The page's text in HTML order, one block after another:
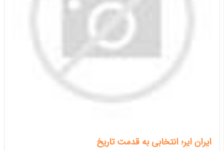
ایران ایر؛ انتخابی به قدمت تاریخ